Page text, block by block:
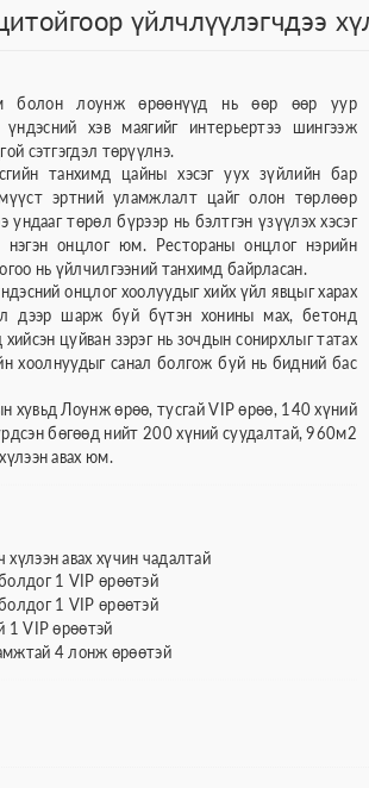
үйлчлүүлэгчдээ
болон лоунж өрөөнүүд нь өөр өөр уур
хэв маягийг интерьертээ шингээж
сэтгэгдэл төрүүлнэ.
танхимд цайны хэсэг уух зүйлийн бар
эртний уламжлалт цайг олон төрлөөр
ундааг төрөл бүрээр нь бэлтгэн үзүүлэх хэсэг
онцлог юм. Рестораны онцлог нэрийн
нь үйлчилгээний танхимд байрласан.
онцлог хоолуудыг хийх үйл явцыг харах
дээр шарж буй бүтэн хонины мах, бетонд
хийсэн цуйван зэрэг нь зочдын сонирхлыг татах
хоолнуудыг санал болгож буй нь бидний бас
хувьд Лоунж өрөө, тусгай VIP өрөө, 140 хүний
бөгөөд нийт 200 хүний суудалтай, 960м2
авах юм.
авах хүчин чадалтай
1 VIP өрөөтэй
1 VIP өрөөтэй
1 VIP өрөөтэй
4 лонж өрөөтэй